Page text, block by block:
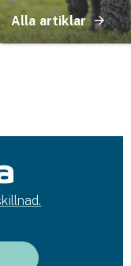
Alla artiklar